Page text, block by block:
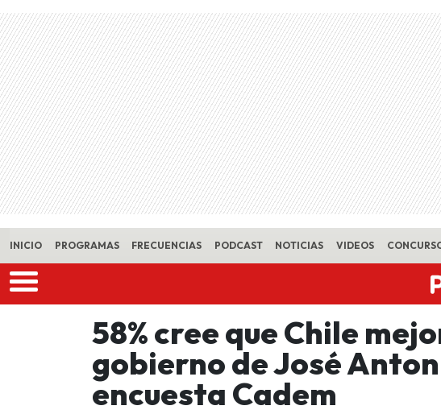
Skip to main content
INICIO PROGRAMAS FRECUENCIAS PODCAST NOTICIAS VIDEOS
58% cree que Chile
gobierno de José
encuesta Cadem